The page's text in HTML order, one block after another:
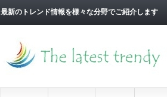
最新のトレンド情報を様々な分野でご紹介します